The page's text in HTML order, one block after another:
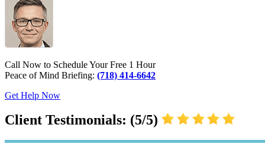
Call Now to Schedule Your Free 1 Hour
Peace of Mind Briefing: (718) 414-6642
Get Help Now
Client Testimonials: (5/5)